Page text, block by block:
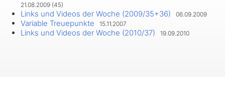
21.08.2009 (45)
Links und Videos der Woche (2009/35+36) 06.09.2009
Variable Treuepunkte 15.11.2007
Links und Videos der Woche (2010/37) 19.09.2010